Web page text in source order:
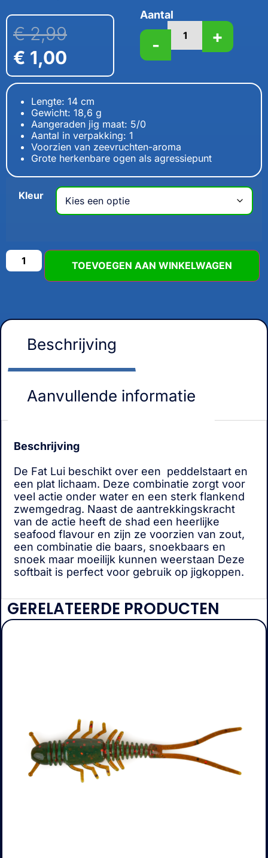
€2,99
€ 1,00
Aantal
- +
Lengte: 14 cm
Gewicht: 18,6 g
Aangeraden jig maat: 5/0
Aantal in verpakking: 1
Voorzien van zeevruchten-aroma
Grote herkenbare ogen als agressiepunt
Kleur
TOEVOEGEN AAN WINKELWAGEN
Beschrijving
Aanvullende informatie
Beschrijving
De Fat Lui beschikt over een peddelstaart en
een plat lichaam. Deze combinatie zorgt voor
veel actie onder water en een sterk flankend
zwemgedrag. Naast de aantrekkingskracht
van de actie heeft de shad een heerlijke
seafood flavour en zijn ze voorzien van zout,
een combinatie die baars, snoekbaars en
snoek maar moeilijk kunnen weerstaan Deze
softbait is perfect voor gebruik op jigkoppen.
GERELATEERDE PRODUCTEN